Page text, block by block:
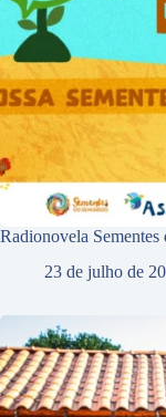
Radionovela
23 de julho de